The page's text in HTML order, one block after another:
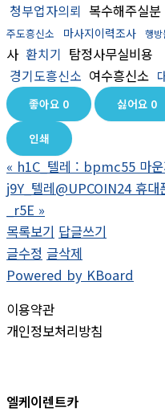
청부업자의뢰 복수해주실분
주도흥신소
마사지이력조사 행방
사 환치기 탐정사무실비용
경기도흥신소 여수흥신소
좋아요 0 싫어요 0
인쇄
« h1C_텔레 : bpmc55 마운
j9Y_텔레@UPCOIN24 휴대
_r5E »
목록보기 답글쓰기
글수정 글삭제
Powered by KBoard
이용약관
개인정보처리방침
엘케이렌트카